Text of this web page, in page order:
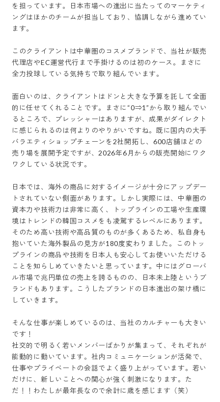
を担っています。日本市場への進出に当たってのマーケティ
ングはほかのチームが担当しており、協調しながら進めてい
ます。
このクライアントは中華圏のコスメブランドで、当社が販売
代理店やEC運営代行まで手掛けるのは初のケース。まさに
全力投球している気持ちで取り組んでいます。
面白いのは、クライアントはドンと大きな予算を託して全面
的に任せてくれることです。まさに“0⇒1”から取り組んでい
るところで、プレッシャーはありますが、成果がダイレクト
に感じられるのは何よりのやりがいですね。既に国内の大手
バラエティショップチェーンを2社開拓し、600店舗ほどの
売り場を展開予定ですが、2026年6月からの販売開始にワク
ワクしている状況です。
日本では、海外の商品に対するイメージが十分にアップデー
トされていない側面があります。しかし実際には、中華圏の
資本力や技術力は非常に高く、トップラインの工場や生産環
境はトレンドの韓国コスメをも凌駕するレベルにあります。
そのため高い技術や高品質のものが多くあるため、私自身も
抱いていた海外製品の見方が180度変わりました。このトッ
プラインの商品や技術を日本人も安心してお使いいただける
ことを知らしめていきたいと思っています。中にはグローバ
ル市場で兆円単位の売上を誇るものの、日本未上陸というブ
ランドもあります。こうしたブランドの日本進出の架け橋に
していきます。
そんな仕事が楽しめているのは、当社のカルチャーも大きい
です！
社交的で明るく若いメンバーばかりが集まって、それぞれが
能動的に動いています。社内コミュニケーションが活発で、
仕事やプライベートの会話でよく盛り上がっています。若い
だけに、新しいことへの関心が強く刺激になります。た
だ！！わたしが最年長なので余計に歳を感じます（笑）